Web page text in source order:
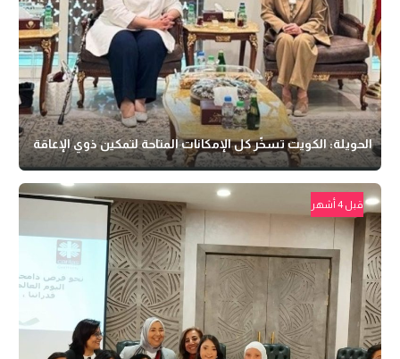
الحويلة: الكويت تسخّر كل الإمكانات المتاحة لتمكين ذوي الإعاقة
قبل 4 أشهر